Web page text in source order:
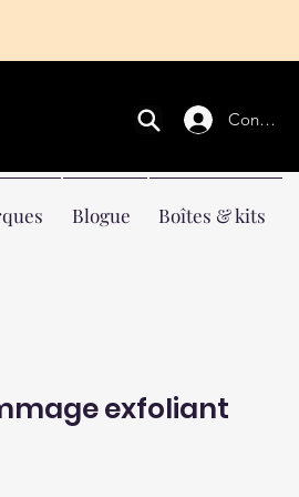
Connexion
Blogue Boîtes & kits
exfoliant